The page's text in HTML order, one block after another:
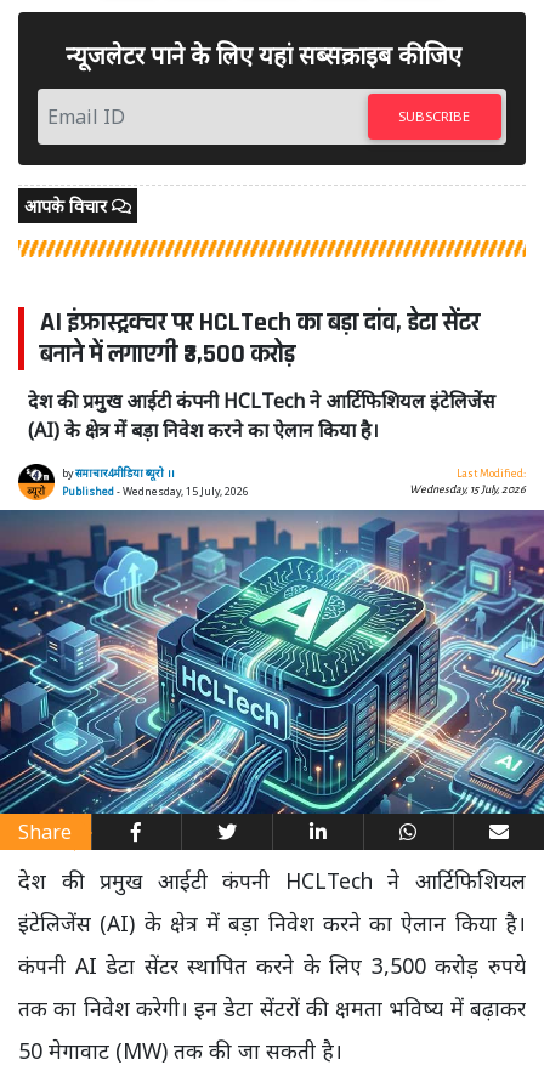
न्यूजलेटर पाने के लिए यहां सब्सक्राइब कीजिए
SUBSCRIBE
आपके विचार
AI इंफ्रास्ट्रक्चर पर HCLTech का बड़ा दांव, डेटा सेंटर
बनाने में लगाएगी ₹3,500 करोड़
देश की प्रमुख आईटी कंपनी HCLTech ने आर्टिफिशियल इंटेलिजेंस
(AI) के क्षेत्र में बड़ा निवेश करने का ऐलान किया है।
byसमाचार4मीडिया ब्यूरो ।।
Published- Wednesday, 15 July, 2026
Last Modified:
Wednesday, 15 July, 2026
Share
देश की प्रमुख आईटी कंपनी HCLTech ने आर्टिफिशियल
इंटेलिजेंस (AI) के क्षेत्र में बड़ा निवेश करने का ऐलान किया है।
कंपनी AI डेटा सेंटर स्थापित करने के लिए 3,500 करोड़ रुपये
तक का निवेश करेगी। इन डेटा सेंटरों की क्षमता भविष्य में बढ़ाकर
50 मेगावाट (MW) तक की जा सकती है।